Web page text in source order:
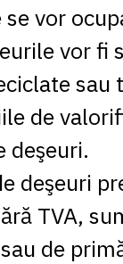
vor
vor fi
sau
de
deşeuri.
deşeuri
TVA,
de